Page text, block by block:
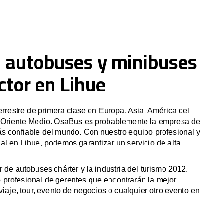
y minibuses
en Lihue
de primera clase en Europa, Asia, América del
Medio. OsaBus es probablemente la empresa de
confiable del mundo. Con nuestro equipo profesional y
en Lihue, podemos garantizar un servicio de alta
de autobuses chárter y la industria del turismo 2012.
de gerentes que encontrarán la mejor
tour, evento de negocios o cualquier otro evento en